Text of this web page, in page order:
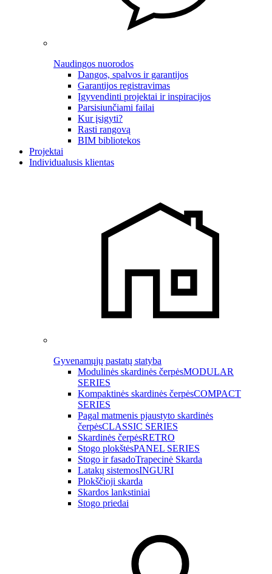
Naudingos nuorodos
Dangos, spalvos ir garantijos
Garantijos registravimas
Įgyvendinti projektai ir inspiracijos
Parsisiunčiami failai
Kur įsigyti?
Rasti rangovą
BIM bibliotekos
Projektai
Individualusis klientas
Gyvenamųjų pastatų statyba
Modulinės skardinės čerpėsMODULAR
SERIES
Kompaktinės skardinės čerpėsCOMPACT
SERIES
Pagal matmenis pjaustyto skardinės
čerpėsCLASSIC SERIES
Skardinės čerpėsRETRO
Stogo plokštėsPANEL SERIES
Stogo ir fasadoTrapecinė Skarda
Latakų sistemosINGURI
Plokščioji skarda
Skardos lankstiniai
Stogo priedai